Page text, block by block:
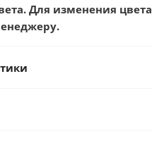
Для изменения цвета